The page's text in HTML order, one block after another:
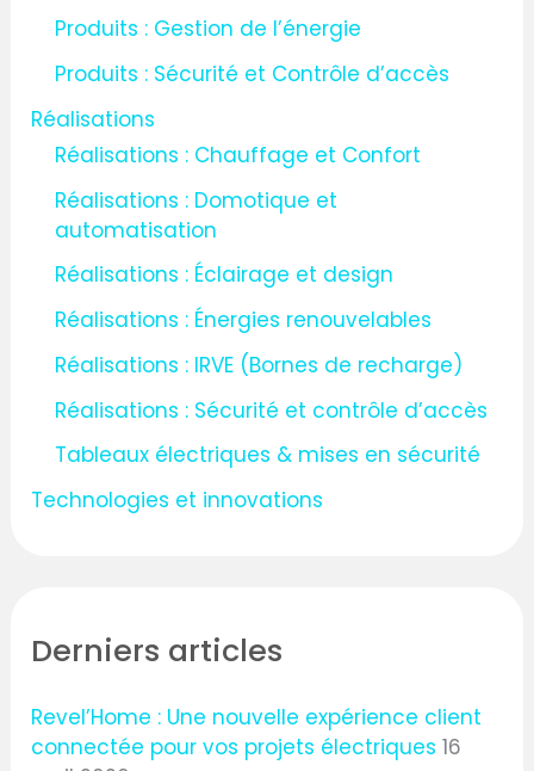
Produits : Gestion de l’énergie
Produits : Sécurité et Contrôle d’accès
Réalisations
Réalisations : Chauffage et Confort
Réalisations : Domotique et
automatisation
Réalisations : Éclairage et design
Réalisations : Énergies renouvelables
Réalisations : IRVE (Bornes de recharge)
Réalisations : Sécurité et contrôle d’accès
Tableaux électriques & mises en sécurité
Technologies et innovations
Derniers articles
Revel’Home : Une nouvelle expérience client
connectée pour vos projets électriques 16